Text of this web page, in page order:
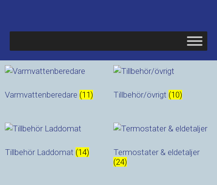
Varmvattenberedare (11) Tillbehör/övrigt (10)
Tillbehör Laddomat (14)
Termostater & eldetaljer
(24)